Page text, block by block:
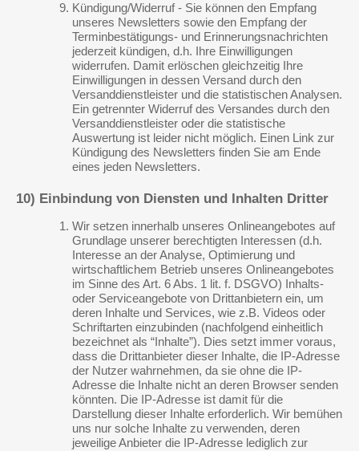
Kündigung/Widerruf - Sie können den Empfang
unseres Newsletters sowie den Empfang der
Terminbestätigungs- und Erinnerungsnachrichten
jederzeit kündigen, d.h. Ihre Einwilligungen
widerrufen. Damit erlöschen gleichzeitig Ihre
Einwilligungen in dessen Versand durch den
Versanddienstleister und die statistischen Analysen.
Ein getrennter Widerruf des Versandes durch den
Versanddienstleister oder die statistische
Auswertung ist leider nicht möglich. Einen Link zur
Kündigung des Newsletters finden Sie am Ende
eines jeden Newsletters.
10) Einbindung von Diensten und Inhalten Dritter
Wir setzen innerhalb unseres Onlineangebotes auf
Grundlage unserer berechtigten Interessen (d.h.
Interesse an der Analyse, Optimierung und
wirtschaftlichem Betrieb unseres Onlineangebotes
im Sinne des Art. 6 Abs. 1 lit. f. DSGVO) Inhalts-
oder Serviceangebote von Drittanbietern ein, um
deren Inhalte und Services, wie z.B. Videos oder
Schriftarten einzubinden (nachfolgend einheitlich
bezeichnet als “Inhalte”). Dies setzt immer voraus,
dass die Drittanbieter dieser Inhalte, die IP-Adresse
der Nutzer wahrnehmen, da sie ohne die IP-
Adresse die Inhalte nicht an deren Browser senden
könnten. Die IP-Adresse ist damit für die
Darstellung dieser Inhalte erforderlich. Wir bemühen
uns nur solche Inhalte zu verwenden, deren
jeweilige Anbieter die IP-Adresse lediglich zur